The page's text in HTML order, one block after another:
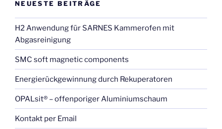
NEUESTE BEITRÄGE
H2 Anwendung für SARNES Kammerofen mit
Abgasreinigung
SMC soft magnetic components
Energierückgewinnung durch Rekuperatoren
OPALsit® – offenporiger Aluminiumschaum
Kontakt per Email